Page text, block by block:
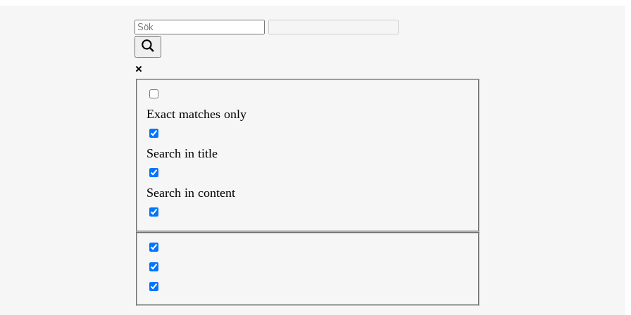
Exact matches only
Search in title
Search in content